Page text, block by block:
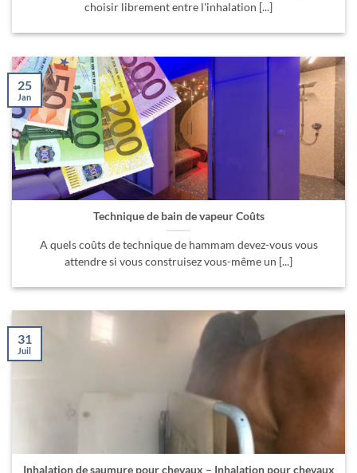
choisir librement entre l'inhalation [...]
Technique de bain de vapeur Coûts
A quels coûts de technique de hammam devez-vous vous
attendre si vous construisez vous-même un [...]
25
Jan
Inhalation de saumure pour chevaux – Inhalation pour chevaux
31
Juil